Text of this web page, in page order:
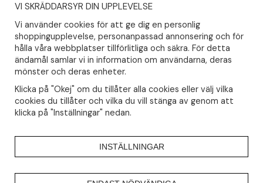
NYHETSBREV
Såklart skall du ta del av våra bästa erbjudanden & nyheter!
Din mail kommer endast användas till våra nyhetsbrev.
VI SKRÄDDARSYR DIN UPPLEVELSE
Vi använder cookies för att ge dig en personlig
shoppingupplevelse, personanpassad annonsering och för
hålla våra webbplatser tillförlitliga och säkra. För detta
ändamål samlar vi in information om användarna, deras
mönster och deras enheter.
Klicka på "Okej" om du tillåter alla cookies eller välj vilka
cookies du tillåter och vilka du vill stänga av genom att
klicka på "Inställningar" nedan.
INSTÄLLNINGAR